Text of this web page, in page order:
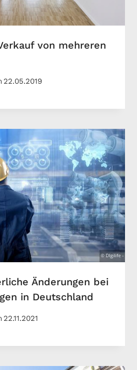
von mehreren
22.05.2019
Änderungen bei
in Deutschland
22.11.2021